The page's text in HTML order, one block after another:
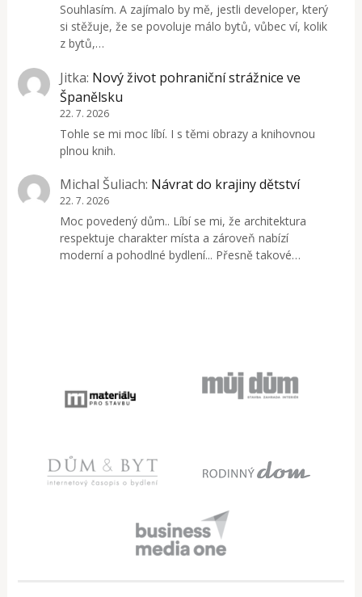
Souhlasím. A zajímalo by mě, jestli developer, který
si stěžuje, že se povoluje málo bytů, vůbec ví, kolik
z bytů,…
Jitka: Nový život pohraniční strážnice ve
Španělsku
22. 7. 2026
Tohle se mi moc líbí. I s těmi obrazy a knihovnou
plnou knih.
Michal Šuliach: Návrat do krajiny dětství
22. 7. 2026
Moc povedený dům.. Líbí se mi, že architektura
respektuje charakter místa a zároveň nabízí
moderní a pohodlné bydlení... Přesně takové…